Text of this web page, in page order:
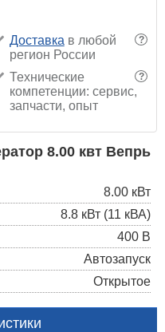
?
Доставка в любой
регион России
?
Технические
компетенции: сервис,
запчасти, опыт
8.00 квт Вепрь
8.00 кВт
8.8 кВт (11 кВА)
400 В
Автозапуск
Открытое